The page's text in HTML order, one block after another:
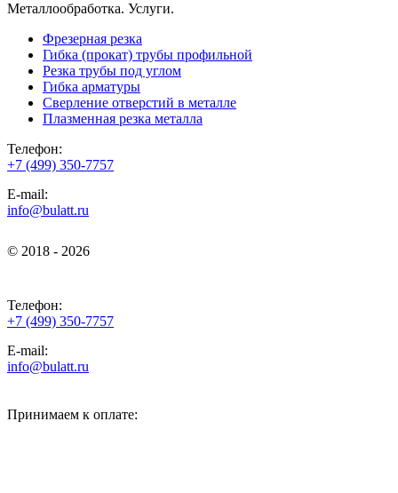
Металлообработка. Услуги.
Фрезерная резка
Гибка (прокат) трубы профильной
Резка трубы под углом
Гибка арматуры
Сверление отверстий в металле
Плазменная резка металла
Телефон:
+7 (499) 350-7757
E-mail:
info@bulatt.ru
© 2018 - 2026
Телефон:
+7 (499) 350-7757
E-mail:
info@bulatt.ru
Принимаем к оплате: